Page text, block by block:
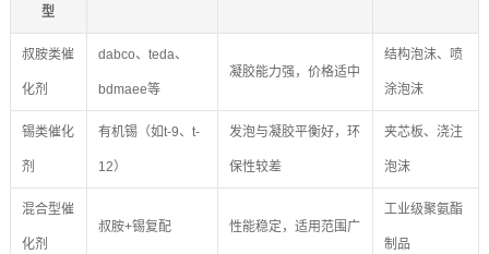
型
叔胺类催
化剂
dabco、teda、
bdmaee等
凝胶能力强，价格适中
结构泡沫、喷
涂泡沫
锡类催化
剂
有机锡（如t-9、t-
12）
发泡与凝胶平衡好，环
保性较差
夹芯板、浇注
泡沫
混合型催
化剂
叔胺+锡复配 性能稳定，适用范围广
工业级聚氨酯
制品